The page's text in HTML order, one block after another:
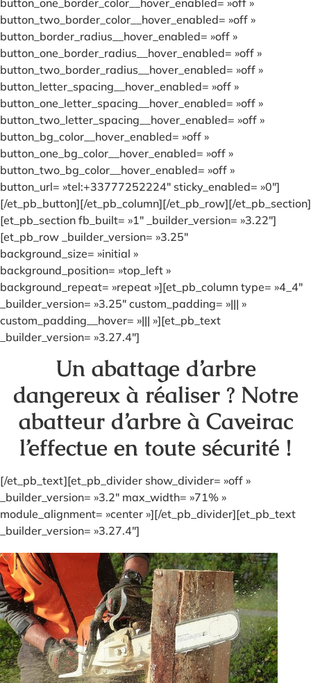
button_two_border_color__hover_enabled= »off »
button_border_radius__hover_enabled= »off »
button_one_border_radius__hover_enabled= »off »
button_two_border_radius__hover_enabled= »off »
button_letter_spacing__hover_enabled= »off »
button_one_letter_spacing__hover_enabled= »off »
button_two_letter_spacing__hover_enabled= »off »
button_bg_color__hover_enabled= »off »
button_one_bg_color__hover_enabled= »off »
button_two_bg_color__hover_enabled= »off »
button_url= »tel:+33777252224″ sticky_enabled= »0″]
[/et_pb_button][/et_pb_column][/et_pb_row][/et_pb_section]
[et_pb_section fb_built= »1″ _builder_version= »3.22″]
[et_pb_row _builder_version= »3.25″
background_size= »initial »
background_position= »top_left »
background_repeat= »repeat »][et_pb_column type= »4_4″
_builder_version= »3.25″ custom_padding= »||| »
custom_padding__hover= »||| »][et_pb_text
_builder_version= »3.27.4″]
Un abattage d’arbre
dangereux à réaliser ? Notre
abatteur d’arbre à Caveirac
l’effectue en toute sécurité !
[/et_pb_text][et_pb_divider show_divider= »off »
_builder_version= »3.2″ max_width= »71% »
module_alignment= »center »][/et_pb_divider][et_pb_text
_builder_version= »3.27.4″]